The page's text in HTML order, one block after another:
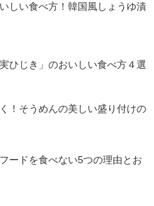
しい食べ方！韓国風しょうゆ漬
ひじき」のおいしい食べ方４選
！そうめんの美しい盛り付けの
ードを食べない5つの理由とお